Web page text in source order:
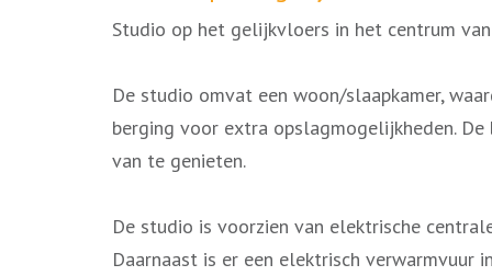
Studio op het gelijkvloers in het centrum
De studio omvat een woon/slaapkamer,
berging voor extra opslagmogelijkheden.
van te genieten.
De studio is voorzien van elektrische
Daarnaast is er een elektrisch verwarmvuur